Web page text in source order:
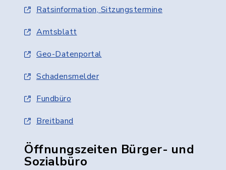
Ratsinformation, Sitzungstermine
Amtsblatt
Geo-Datenportal
Schadensmelder
Fundbüro
Breitband
Öffnungszeiten Bürger- und
Sozialbüro